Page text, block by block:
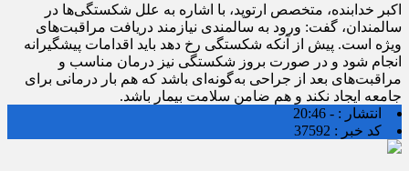
اکبر خدابنده، متخصص ارتوپد، با اشاره به علل شکستگی‌ها در
سالمندان، گفت: ورود به سالمندی نیازمند دریافت مراقبت‌های
ویژه است. پیش از آنکه شکستگی رخ دهد باید اقدامات پیشگیرانه
انجام شود و در صورت بروز شکستگی نیز درمان مناسب و
مراقبت‌های بعد از جراحی به‌گونه‌ای باشد که هم بار درمانی برای
جامعه ایجاد نکند و هم ضامن سلامت بیمار باشد.
انتشار : - 20:46
کد خبر : 37592